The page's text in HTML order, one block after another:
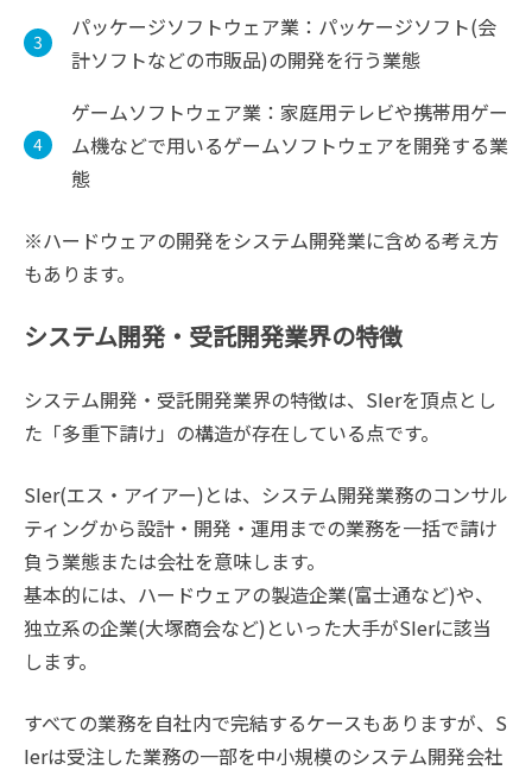
パッケージソフトウェア業：パッケージソフト(会
計ソフトなどの市販品)の開発を行う業態
ゲームソフトウェア業：家庭用テレビや携帯用ゲー
ム機などで用いるゲームソフトウェアを開発する業
態
※ハードウェアの開発をシステム開発業に含める考え方
もあります。
システム開発・受託開発業界の特徴
システム開発・受託開発業界の特徴は、SIerを頂点とし
た「多重下請け」の構造が存在している点です。
SIer(エス・アイアー)とは、システム開発業務のコンサル
ティングから設計・開発・運用までの業務を一括で請け
負う業態または会社を意味します。
基本的には、ハードウェアの製造企業(富士通など)や、
独立系の企業(大塚商会など)といった大手がSIerに該当
します。
すべての業務を自社内で完結するケースもありますが、S
Ierは受注した業務の一部を中小規模のシステム開発会社